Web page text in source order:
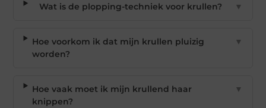
Wat is de plopping-techniek voor krullen? ▼
Hoe voorkom ik dat mijn krullen pluizig
worden?
▼
Hoe vaak moet ik mijn krullend haar
knippen?
▼